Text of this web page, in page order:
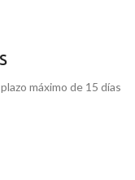
máximo de 15 días